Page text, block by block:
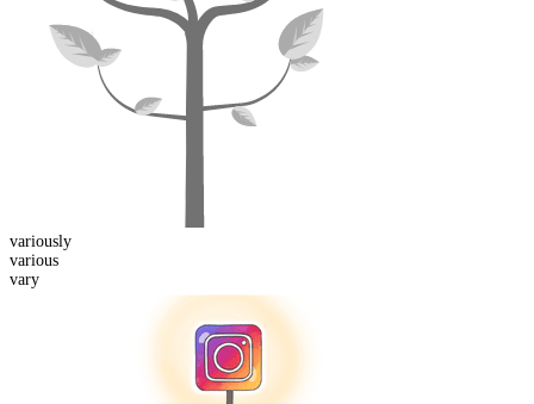
variously
various
vary